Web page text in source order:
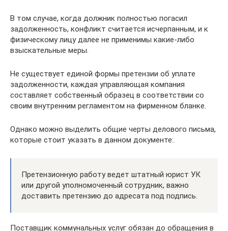
В том случае, когда должник полностью погасил
задолженность, конфликт считается исчерпанным, и к
физическому лицу далее не применимы какие-либо
взыскательные меры.
Не существует единой формы претензии об уплате
задолженности, каждая управляющая компания
составляет собственный образец в соответствии со
своим внутренним регламентом на фирменном бланке.
Однако можно выделить общие черты делового письма,
которые стоит указать в данном документе:.
Претензионную работу ведет штатный юрист УК
или другой уполномоченный сотрудник, важно
доставить претензию до адресата под подпись.
Поставщик коммунальных услуг обязан до обращения в